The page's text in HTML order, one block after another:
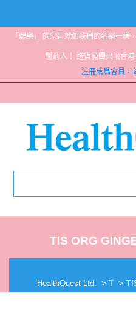
「健樂」 的宗旨就如我們的名稱一樣
醫葯人！ 送貨範圍只限香
注冊成爲會員，
TIS ORG
HealthQuest Ltd. > T >